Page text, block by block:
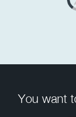
You want